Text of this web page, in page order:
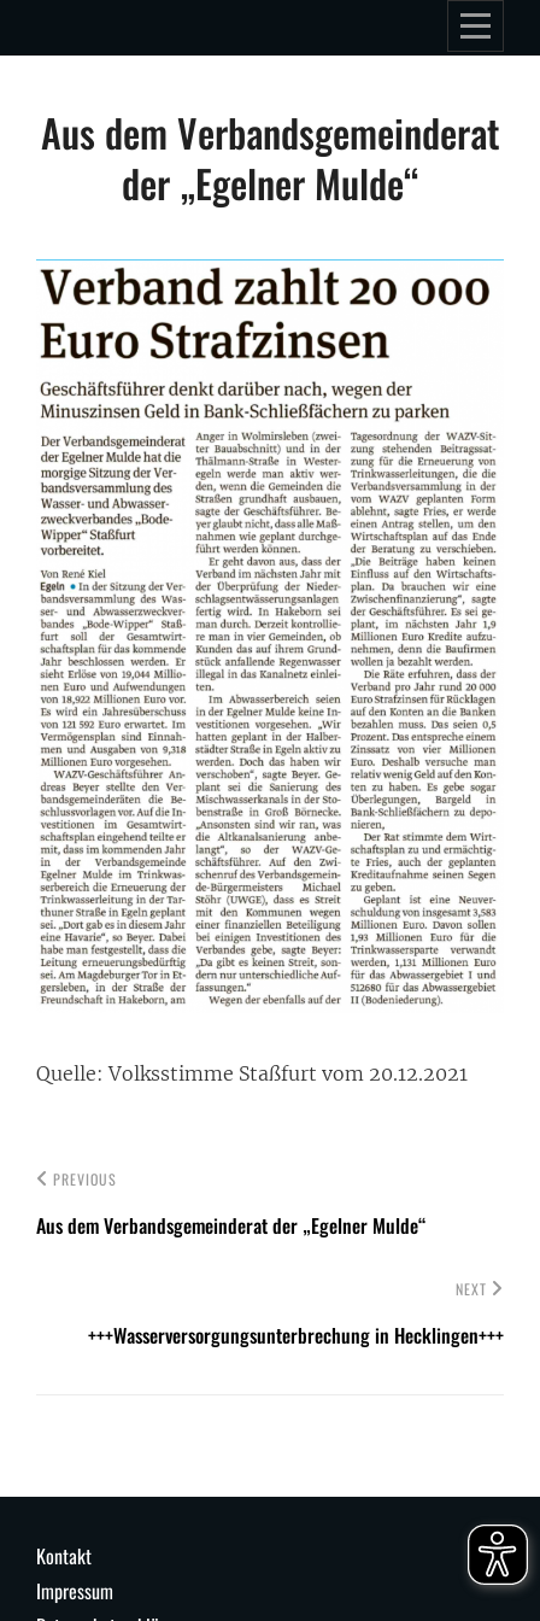
to
Aus dem Verbandsgemeinderat
der „Egelner Mulde“
Quelle: Volksstimme Staßfurt vom 20.12.2021
Beitragsnavigation
PREVIOUS
Aus dem Verbandsgemeinderat der „Egelner Mulde“
NEXT
+++Wasserversorgungsunterbrechung in Hecklingen+++
Kontakt
Impressum